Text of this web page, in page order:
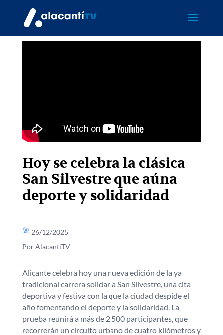
Hoy se celebra la clásica
San Silvestre que aúna
deporte y solidaridad
26/12/2025
Por AlacantiTV
Alicante celebra hoy una nueva edición de la ya
tradicional carrera solidaria San Silvestre, una cita
deportiva y festiva con la que la ciudad despide el
año fomentando el deporte y la solidaridad. La
prueba reunirá a más de 2.500 participantes, que
recorrerán un circuito urbano de cuatro kilómetros y